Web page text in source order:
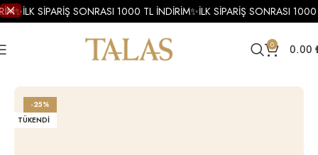
0 0.00
Altın Yüzükler Altın Mineli Yüzük
-25%
TÜKENDI
✨İLK SİPARİŞ SONRASI 1000 TL İNDİRİM✨İLK SİPARİŞ SONRASI 1000